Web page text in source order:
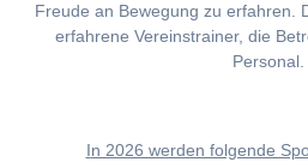
Freude an Bewegung zu erfahren.
erfahrene Vereinstrainer, die
Personal.
In 2026 werden folgende